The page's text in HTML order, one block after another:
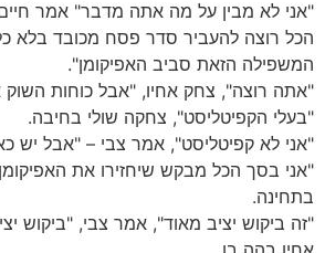
"אני לא מבין על מה אתה מדבר" אמר
הכל רוצה להעביר סדר פסח מכובד בלא
המשפילה הזאת סביב האפיקומן".
"אתה רוצה", צחק אחיו, "אבל כוחות
"בעלי הקפיטליסט", צחקה שולי בחיבה.
"אני לא קפיטליסט", אמר צבי – "אבל יש
"אני בסך הכל מבקש שיחזירו את
בתחינה.
"זה ביקוש יציב מאוד", אמר צבי, "ביקוש